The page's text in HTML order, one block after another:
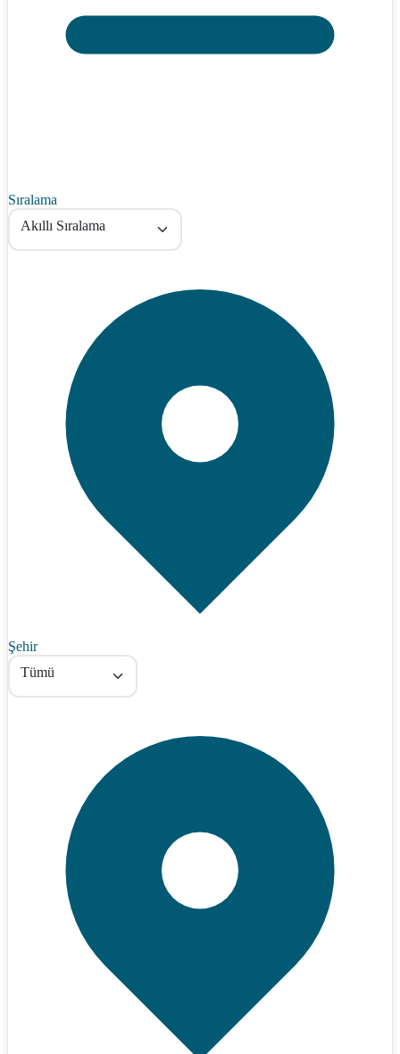
Sıralama
Akıllı Sıralama
Şehir
Tümü